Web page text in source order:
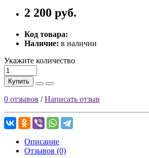
2 200 руб.
Код товара:
Наличие: в наличии
Укажите количество
Купить
0 отзывов /Написать отзыв
Описание
Отзывов (0)